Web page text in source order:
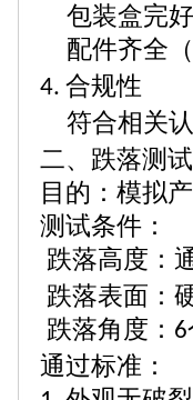
包装盒完
配件齐全
4. 合规性
符合相关
二、跌落测
目的：模拟
测试条件：
跌落高度：
跌落表面：
跌落角度： 6
通过标准：